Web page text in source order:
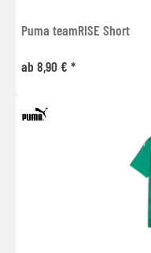
Puma teamRISE Short
ab 8,90 € *